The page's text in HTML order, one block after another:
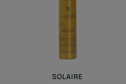
SOLAIRE